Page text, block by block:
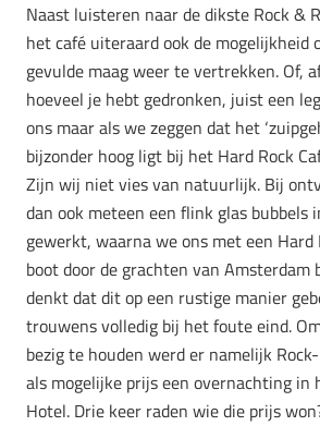
Naast luisteren naar de dikste Rock &
het café uiteraard ook de mogelijkheid
gevulde maag weer te vertrekken. Of,
hoeveel je hebt gedronken, juist een
ons maar als we zeggen dat het
bijzonder hoog ligt bij het Hard Rock
Zijn wij niet vies van natuurlijk. Bij
dan ook meteen een flink glas bubbels
gewerkt, waarna we ons met een Hard
boot door de grachten van Amsterdam
denkt dat dit op een rustige manier
trouwens volledig bij het foute eind.
bezig te houden werd er namelijk
als mogelijke prijs een overnachting in
Hotel. Drie keer raden wie die prijs